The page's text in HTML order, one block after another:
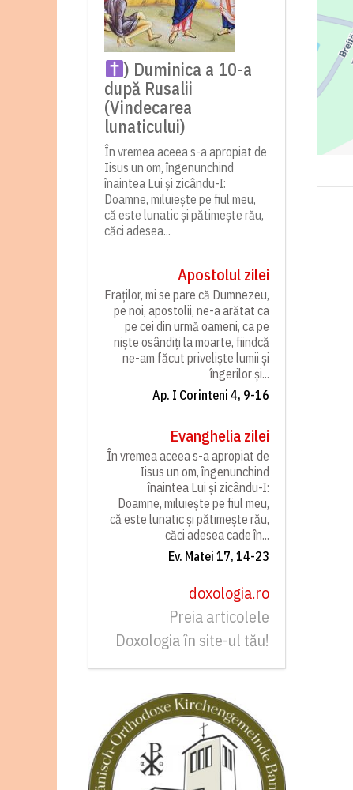
) Duminica a 10-a
după Rusalii
(Vindecarea
lunaticului)
În vremea aceea s-a apropiat de
Iisus un om, îngenunchind
înaintea Lui și zicându-I:
Doamne, miluiește pe fiul meu,
că este lunatic și pătimește rău,
căci adesea...
Apostolul zilei
Fraților, mi se pare că Dumnezeu,
pe noi, apostolii, ne-a arătat ca
pe cei din urmă oameni, ca pe
niște osândiți la moarte, fiindcă
ne-am făcut priveliște lumii și
îngerilor și...
Ap. I Corinteni 4, 9-16
Evanghelia zilei
În vremea aceea s-a apropiat de
Iisus un om, îngenunchind
înaintea Lui și zicându-I:
Doamne, miluiește pe fiul meu,
că este lunatic și pătimește rău,
căci adesea cade în...
Ev. Matei 17, 14-23
doxologia.ro
Preia articolele
Doxologia în site-ul tău!